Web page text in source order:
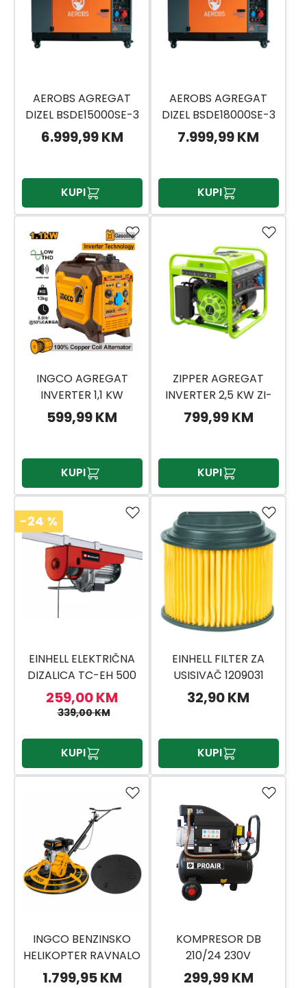
AEROBS AGREGAT
DIZEL BSDE15000SE-3
13KW AVR 220/380
ELEKTRO START
6.999,99 KM
KUPI
AEROBS AGREGAT
DIZEL BSDE18000SE-3
16KW AVR 220/380
ELEKTRO START
7.999,99 KM
KUPI
INGCO AGREGAT
INVERTER 1,1 KW
GEI15006
599,99 KM
KUPI
ZIPPER AGREGAT
INVERTER 2,5 KW ZI-
STE2800IV
799,99 KM
KUPI
-24 %
EINHELL ELEKTRIČNA
DIZALICA TC-EH 500
259,00 KM
339,00 KM
KUPI
EINHELL FILTER ZA
USISIVAČ 1209031
32,90 KM
KUPI
INGCO BENZINSKO
HELIKOPTER RAVNALO
4KW GPT361-1
1.799,95 KM
KOMPRESOR DB
210/24 230V
299,99 KM